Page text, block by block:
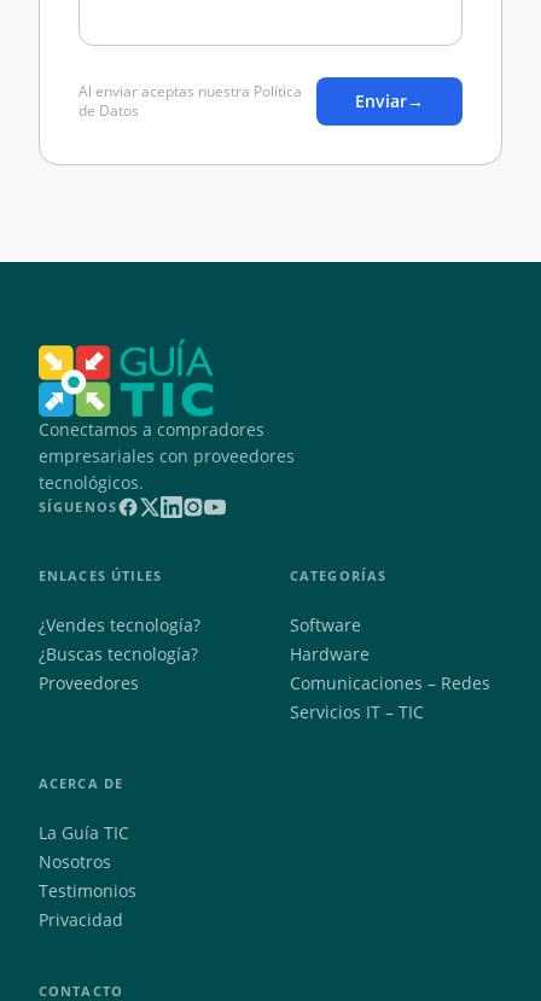
Al enviar aceptas nuestra Política
de Datos
Enviar→
Conectamos a compradores
empresariales con proveedores
tecnológicos.
SÍGUENOS
ENLACES ÚTILES
¿Vendes tecnología?
¿Buscas tecnología?
Proveedores
CATEGORÍAS
Software
Hardware
Comunicaciones – Redes
Servicios IT – TIC
ACERCA DE
La Guía TIC
Nosotros
Testimonios
Privacidad
CONTACTO